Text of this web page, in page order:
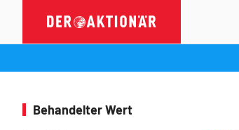
Behandelter Wert